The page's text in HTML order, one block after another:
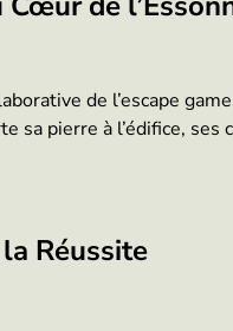
de l’escape
sa pierre à l’édifice,
la Réussite